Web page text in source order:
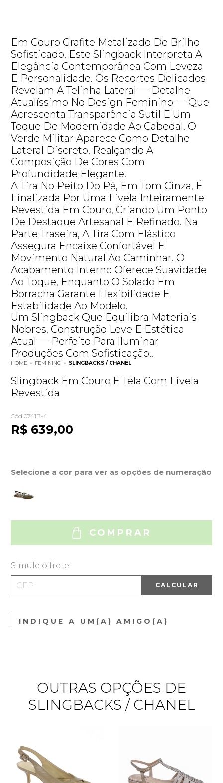
Em Couro Grafite Metalizado De Brilho
Sofisticado, Este Slingback Interpreta A
Elegância Contemporânea Com Leveza
E Personalidade. Os Recortes Delicados
Revelam A Telinha Lateral — Detalhe
Atualíssimo No Design Feminino — Que
Acrescenta Transparência Sutil E Um
Toque De Modernidade Ao Cabedal. O
Verde Militar Aparece Como Detalhe
Lateral Discreto, Realçando A
Composição De Cores Com
Profundidade Elegante.
A Tira No Peito Do Pé, Em Tom Cinza, É
Finalizada Por Uma Fivela Inteiramente
Revestida Em Couro, Criando Um Ponto
De Destaque Artesanal E Refinado. Na
Parte Traseira, A Tira Com Elástico
Assegura Encaixe Confortável E
Movimento Natural Ao Caminhar. O
Acabamento Interno Oferece Suavidade
Ao Toque, Enquanto O Solado Em
Borracha Garante Flexibilidade E
Estabilidade Ao Modelo.
Um Slingback Que Equilibra Materiais
Nobres, Construção Leve E Estética
Atual — Perfeito Para Iluminar
Produções Com Sofisticação..
HOME » FEMININO » SLINGBACKS / CHANEL
Slingback Em Couro E Tela Com Fivela
Revestida
Cód 0741B-4
R$ 639,00
Selecione a cor para ver as opções de numeração
COMPRAR
Simule o frete
CALCULAR
INDIQUE A UM(A) AMIGO(A)
OUTRAS OPÇÕES DE
SLINGBACKS / CHANEL